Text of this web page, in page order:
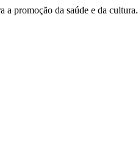
promoção da saúde e da cultura.